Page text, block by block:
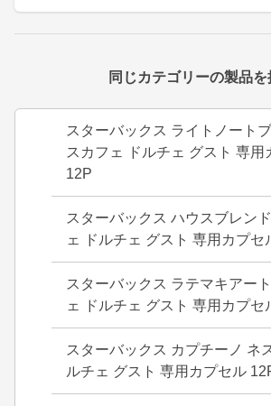
同じカテゴリーの製品を
スターバックス ライトノート
スカフェ ドルチェ グスト 専用
12P
スターバックス ハウスブレン
ェ ドルチェ グスト 専用カプセ
スターバックス ラテマキアー
ェ ドルチェ グスト 専用カプセ
スターバックス カプチーノ ネ
ルチェ グスト 専用カプセル